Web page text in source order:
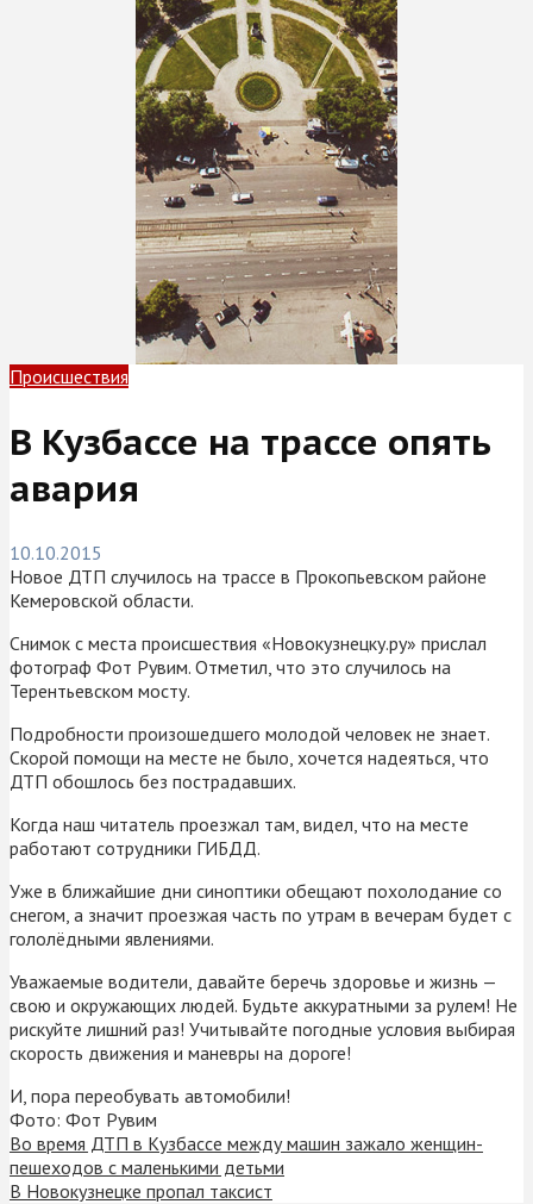
Происшествия
В Кузбассе на трассе опять
авария
10.10.2015
Новое ДТП случилось на трассе в Прокопьевском районе
Кемеровской области.
Снимок с места происшествия «Новокузнецку.ру» прислал
фотограф Фот Рувим. Отметил, что это случилось на
Терентьевском мосту.
Подробности произошедшего молодой человек не знает.
Скорой помощи на месте не было, хочется надеяться, что
ДТП обошлось без пострадавших.
Когда наш читатель проезжал там, видел, что на месте
работают сотрудники ГИБДД.
Уже в ближайшие дни синоптики обещают похолодание со
снегом, а значит проезжая часть по утрам в вечерам будет с
гололёдными явлениями.
Уважаемые водители, давайте беречь здоровье и жизнь —
свою и окружающих людей. Будьте аккуратными за рулем! Не
рискуйте лишний раз! Учитывайте погодные условия выбирая
скорость движения и маневры на дороге!
И, пора переобувать автомобили!
Фото: Фот Рувим
Во время ДТП в Кузбассе между машин зажало женщин-
пешеходов с маленькими детьми
В Новокузнецке пропал таксист